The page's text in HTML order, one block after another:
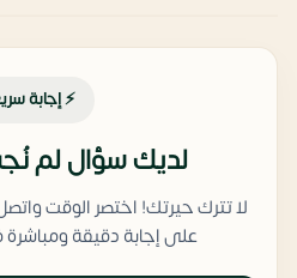
⚡ إجابة
لديك سؤال لم
لا تترك حيرتك! اختصر الوقت
على إجابة دقيقة